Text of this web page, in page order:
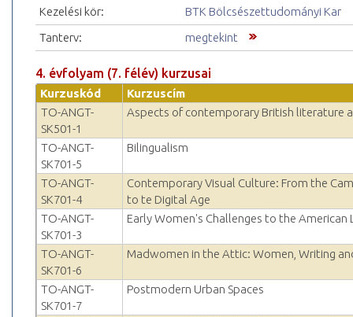
Kezelési kör:
BTK Bölcsészettudományi Kar
Tanterv:
megtekint
4. évfolyam (7. félév) kurzusai
Kurzuskód
Kurzuscím
TO-ANGT-
SK501-1
Aspects of contemporary British literature
TO-ANGT-
SK701-5
Bilingualism
TO-ANGT-
SK701-4
Contemporary Visual Culture: From the
to te Digital Age
TO-ANGT-
SK701-3
Early Women's Challenges to the American
TO-ANGT-
SK701-6
Madwomen in the Attic: Women, Writing
TO-ANGT-
SK701-7
Postmodern Urban Spaces